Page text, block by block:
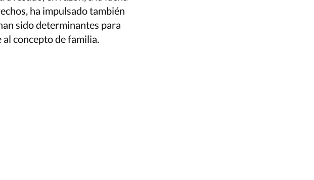
ha impulsado también
sido determinantes para
concepto de familia.